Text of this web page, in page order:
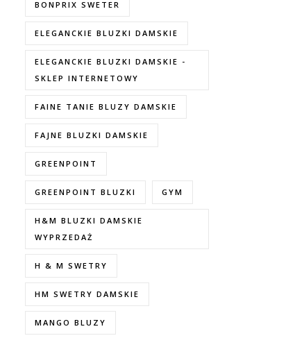
BONPRIX SWETER
ELEGANCKIE BLUZKI DAMSKIE
ELEGANCKIE BLUZKI DAMSKIE -
SKLEP INTERNETOWY
FAINE TANIE BLUZY DAMSKIE
FAJNE BLUZKI DAMSKIE
GREENPOINT
GREENPOINT BLUZKI GYM
H&M BLUZKI DAMSKIE
WYPRZEDAŻ
H & M SWETRY
HM SWETRY DAMSKIE
MANGO BLUZY